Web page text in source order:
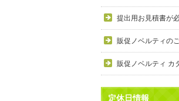
提出用お見積書が
販促ノベルティの
販促ノベルティ カ
定休日情報